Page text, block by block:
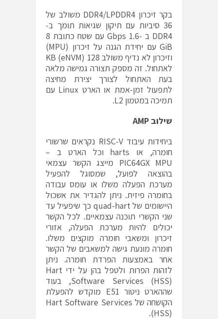
בקר זיכרון DDR4/LPDDR4 משולב של
36 סיביות עם תיקון שגיאות תומך ב-
DDR4 ב -1.6 Gbps עם שטח כתובת 8
GiB עם יחידת הגנה על זיכרון (MPU)
וזיכרון לא נדיף משולב 128 KB (eNVM)
לאתחול. זה מספק תצורה גמישה מלאה
בעת האתחול לצורך יצירת מחיצה
לתפעול זמן-אמת או הארט Linux עם
תמיכה במטמון L2.
שילוב AMP
ביחידות עיבוד RISC-V נקראים שרשורי
חומרה, או harts וכל הארט ב –
PIC64GX MPU מייצג הקשר עצמאי
בהוצאה לפועל, שמסוגל להפעיל
מערכת הפעלה משלו או עומס עבודה
בחומרה פיזית. ניתן להגדיר את אשכול
היישומים של quad-hart כך שיפעיל עד
שני הקשרי תוכנה עצמאיים. לכל הקשר
יכולים להיות מערכת הפעלה, אזורי
זיכרון ומשאבי חומרה מוקצים משלו.
חומרה מונעת גישה למשאבים של הקשר
אחר באמצעות הפרדת חומרה. ניתן
לזהות הפרות ולטפל בהן על ידי Hart
Software Services (HSS), בעוד
שההארט ניטור E51 מוקדש להפעלת
הקושחה של Hart Software Services
(HSS).